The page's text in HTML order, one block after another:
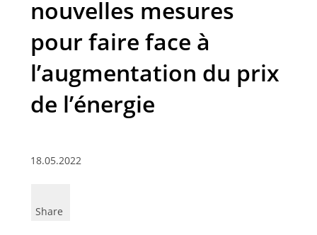
nouvelles mesures
pour faire face à
l’augmentation du prix
de l’énergie
18.05.2022
Share